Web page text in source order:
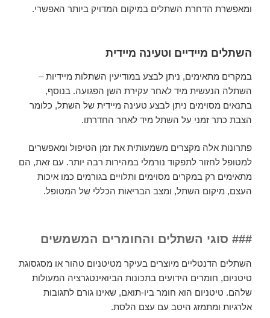
ומאפשרת הדחרת השתלים במיקום המדויק ביותר האפשרי.
השתלים מיידיים וטעינה מיידית
במקרים מתאימים, ניתן לבצע במודיעין השתלות מיידיות –
השתלה הנעשית מיד לאחר עקירת השן הפגועה. בנוסף,
בתנאים מסוימים ניתן לבצע טעינה מיידית של השתל, כלומר
הצבת כתר זמני על השתל מיד לאחר החדרתו.
פתרונות אלה מקצרים משמעותית את זמן הטיפול ומאפשרים
למטופל לחזור לתפקוד נורמלי במהירות רבה יותר. עם זאת, הם
מתאימים רק במקרים מסוימים ותלויים בגורמים כמו איכות
העצם, מיקום השתל, ומצב הבריאות הכללי של המטופל.
### סוגי השתלים והחומרים המשמשים
השתלים הדנטליים מיוצרים בעיקר מטיטניום טהור או מסגסוגת
טיטניום, חומרים הידועים בתכונות הביואינטגרציה המעולות
שלהם. טיטניום הוא חומר ביו-תואם, שאינו גורם לתגובות
אלרגיות ומתמזג היטב עם עצם הלסת.